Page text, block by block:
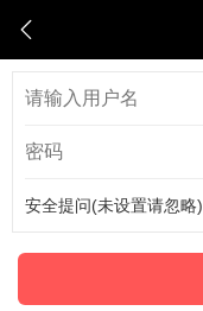
安全提问(未设置请忽略)